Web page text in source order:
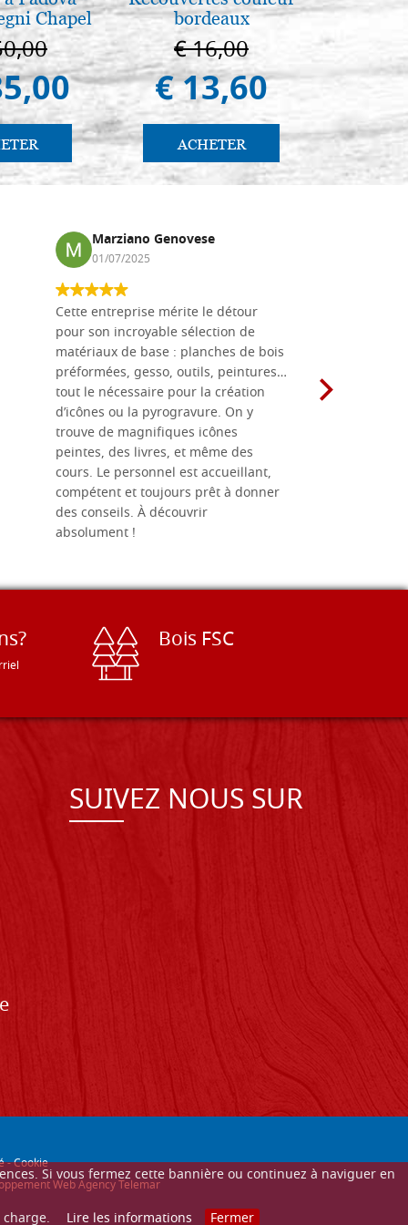
Si vous fermez cette bannière ou continuez à naviguer en
Lire les informations Fermer
Chapel
bordeaux
€ 16,00
€ 13,60
ACHETER
€
Marziano Genovese
01/07/2025
Cette entreprise mérite le détour
pour son incroyable sélection de
matériaux de base : planches de bois
préformées, gesso, outils, peintures…
tout le nécessaire pour la création
d’icônes ou la pyrogravure. On y
trouve de magnifiques icônes
peintes, des livres, et même des
cours. Le personnel est accueillant,
compétent et toujours prêt à donner
des conseils. À découvrir
absolument !
Bois FSC
SUIVEZ NOUS SUR
-Cookie
Web Agency Telemar